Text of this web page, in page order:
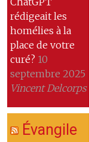
rédigeait les
homélies à la
place de votre
curé? 10
septembre 2025
Vincent Delcorps
Évangile